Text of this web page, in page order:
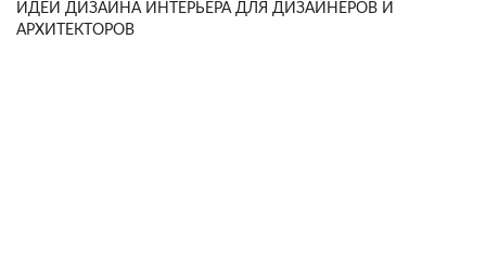
ИДЕИ ДИЗАЙНА ИНТЕРЬЕРА ДЛЯ ДИЗАЙНЕРОВ И
АРХИТЕКТОРОВ